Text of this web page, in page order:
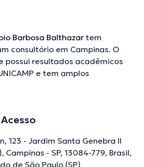
Barbosa Balthazar tem
consultório em Campinas. O
possui resultados acadêmicos
e tem amplos
associações médicas. Alipio
ter uma formação contínua no seu
e já submeteu relevantes
123 - Jardim Santa Genebra II
Campinas - SP, 13084-779, Brasil,
de São Paulo (SP)